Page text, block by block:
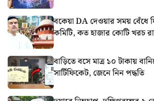
বকেয়া DA দেওয়ার সময় বেঁধে
কমিটি, কত হাজার কোটি খরচ
বাড়িতে বসে মাত্র ১০ টাকায়
সার্টিফিকেট, জেনে নিন পদ্ধতি